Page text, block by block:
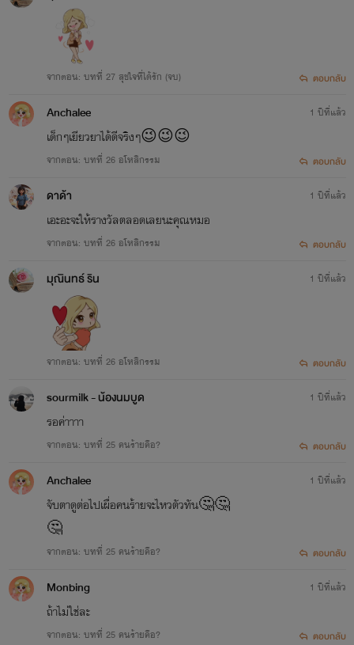
จากตอน: บทที่ 27 สุขใจที่ได้รัก (จบ) ตอบกลับ
Anchalee
เด็กๆเยียวยาได้ดีจริงๆ😉😉😉
จากตอน: บทที่ 26 อโหสิกรรม
1 ปีที่แล้ว
ตอบกลับ
ดาด้า
เอะอะจะให้รางวัลตลอดเลยนะคุณหมอ
จากตอน: บทที่ 26 อโหสิกรรม
1 ปีที่แล้ว
ตอบกลับ
มุณินทธ์ ริน
จากตอน: บทที่ 26 อโหสิกรรม
1 ปีที่แล้ว
ตอบกลับ
sourmilk - น้องนมบูด
รอค่าาาา
จากตอน: บทที่ 25 คนร้ายคือ?
1 ปีที่แล้ว
ตอบกลับ
Anchalee
จับตาดูต่อไปเผื่อคนร้ายจะไหวตัวทัน🤔🤔
🤔
จากตอน: บทที่ 25 คนร้ายคือ?
1 ปีที่แล้ว
ตอบกลับ
Monbing
ถ้าไม่ใช่ละ
จากตอน: บทที่ 25 คนร้ายคือ?
1 ปีที่แล้ว
ตอบกลับ